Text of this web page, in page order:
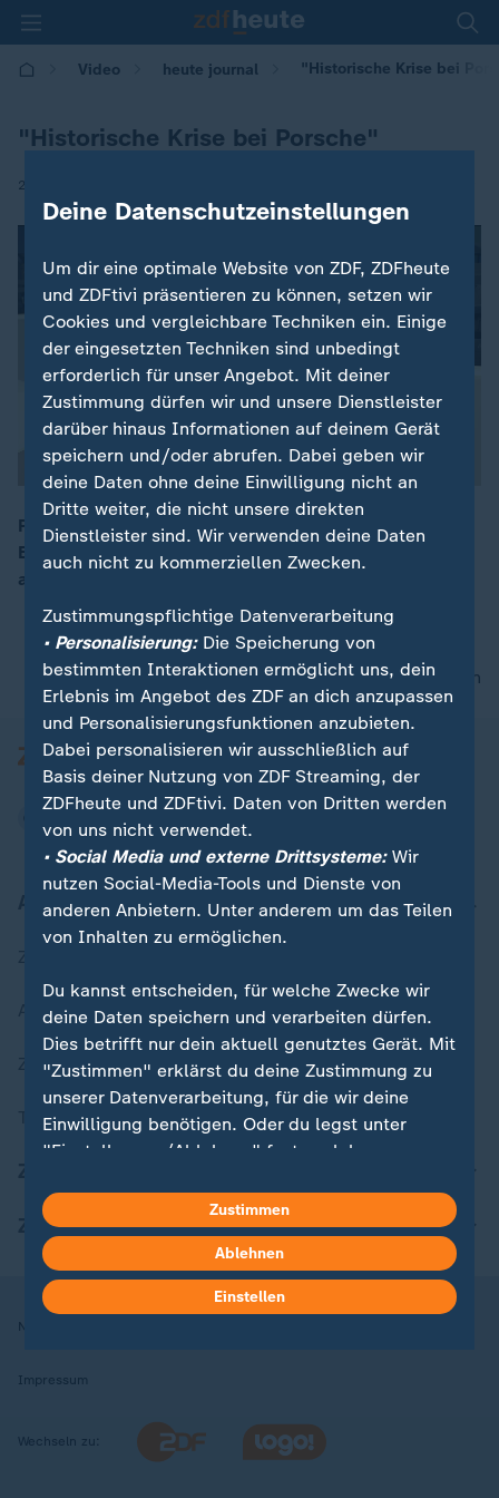
Video heute journal "Historische Krise bei
"Historische Krise bei Porsche"
24.10.2025 | 22:00
00:15
Porsche meldet im dritten Quartal fast eine Milliarde
Euro Verlust. Vor rund vier Wochen flog der Autobauer
aus dem DAX, so ZDF-Börsenexpertin Sina Mainitz.
nach oben
Aktuell bei ZDFheute
Aktuelle Sendungs-Videos
ZDFheute Stories
Themen im Überblick
ZDFheute Apps
Nutzungsbedingungen
Impressum
Wechseln zu:
Deine Datenschutzeinstellungen
Um dir eine optimale Website von ZDF, ZDFheute
und ZDFtivi präsentieren zu können, setzen wir
Cookies und vergleichbare Techniken ein. Einige
der eingesetzten Techniken sind unbedingt
erforderlich für unser Angebot. Mit deiner
Zustimmung dürfen wir und unsere Dienstleister
darüber hinaus Informationen auf deinem Gerät
speichern und/oder abrufen. Dabei geben wir
deine Daten ohne deine Einwilligung nicht an
Dritte weiter, die nicht unsere direkten
Dienstleister sind. Wir verwenden deine Daten
auch nicht zu kommerziellen Zwecken.
Zustimmungspflichtige Datenverarbeitung
• Personalisierung:Die Speicherung von
bestimmten Interaktionen ermöglicht uns, dein
Erlebnis im Angebot des ZDF an dich anzupassen
und Personalisierungsfunktionen anzubieten.
Dabei personalisieren wir ausschließlich auf
Basis deiner Nutzung von ZDF Streaming, der
ZDFheute und ZDFtivi. Daten von Dritten werden
von uns nicht verwendet.
• Social Media und externe Drittsysteme:Wir
nutzen Social-Media-Tools und Dienste von
anderen Anbietern. Unter anderem um das Teilen
von Inhalten zu ermöglichen.
Du kannst entscheiden, für welche Zwecke wir
deine Daten speichern und verarbeiten dürfen.
Dies betrifft nur dein aktuell genutztes Gerät. Mit
"Zustimmen" erklärst du deine Zustimmung zu
unserer Datenverarbeitung, für die wir deine
Einwilligung benötigen. Oder du legst unter
"Einstellungen/Ablehnen" fest, welchen
welchen nicht. Deine Datenschutzeinstellungen
kannst du jederzeit mit Wirkung für die Zukunft
in deinen Einstellungen widerrufen oder ändern.
Hier findest du das Impressum.
Zustimmen
Ablehnen
Einstellen